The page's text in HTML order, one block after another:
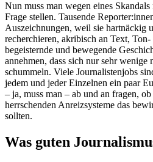
Nun muss man wegen eines
Frage stellen. Tausende
Auszeichnungen, weil sie hartnäckig
recherchieren, akribisch an Text,
begeisternde und bewegende
annehmen, dass sich nur sehr
schummeln. Viele Journalistenjobs
jedem und jeder Einzelnen ein paar
– ja, muss man – ab und an fragen,
herrschenden Anreizsysteme das
sollten.
Was guten